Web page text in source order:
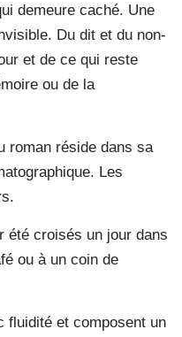
demeure caché. Une
Du dit et du non-
et de ce qui reste
ou de la
roman réside dans sa
Les
été croisés un jour dans
ou à un coin de
fluidité et composent un